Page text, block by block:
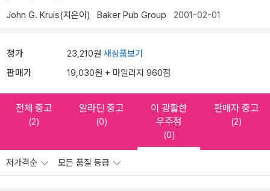
John G. Kruis(지은이) Baker Pub Group 2001-02-01
정가 23,210원 새상품보기
판매가 19,030원 + 마일리지 960점
전체 중고
(2)
알라딘 중고
(0)
이 광활한
우주점
(0)
판매자 중고
(2)
저가격순 모든 품질 등급